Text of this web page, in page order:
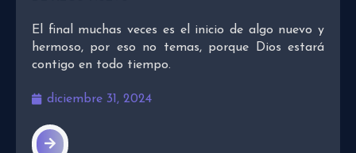
El final muchas veces es el inicio de algo nuevo y
hermoso, por eso no temas, porque Dios estará
contigo en todo tiempo.
diciembre 31, 2024